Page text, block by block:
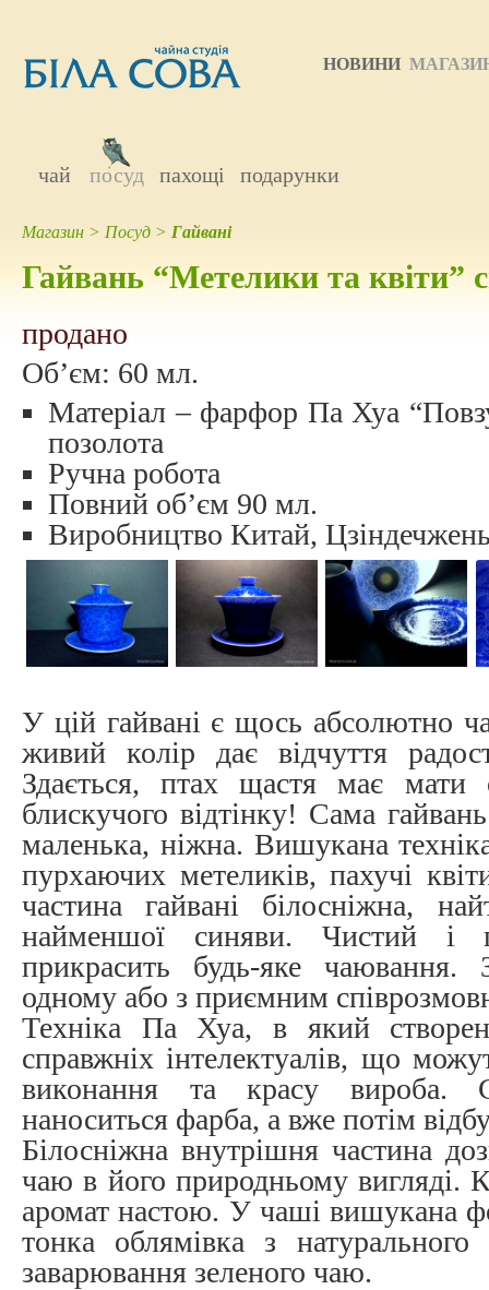
НОВИНИ
чай посуд пахощі подарунки
Магазин > Посуд > Гайвані
Гайвань “Метелики та квіти”
продано
Об’єм: 60 мл.
Матеріал – фарфор Па Хуа
позолота
Ручна робота
Повний об’єм 90 мл.
Виробництво Китай,
У цій гайвані є щось абсолютно
живий колір дає відчуття
Здається, птах щастя має мати
блискучого відтінку! Сама
маленька, ніжна. Вишукана
пурхаючих метеликів, пахучі
частина гайвані білосніжна,
найменшої синяви. Чистий і
прикрасить будь-яке чаювання.
одному або з приємним
Техніка Па Хуа, в який
справжніх інтелектуалів, що
виконання та красу вироба.
наноситься фарба, а вже потім
Білосніжна внутрішня частина
чаю в його природньому вигляді.
аромат настою. У чаші вишукана
тонка облямівка з натурального
заварювання зеленого чаю.